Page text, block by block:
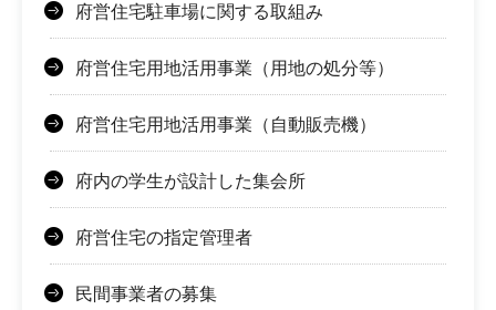
府営住宅駐車場に関する取組み
府営住宅用地活用事業（用地の処分等）
府営住宅用地活用事業（自動販売機）
府内の学生が設計した集会所
府営住宅の指定管理者
民間事業者の募集